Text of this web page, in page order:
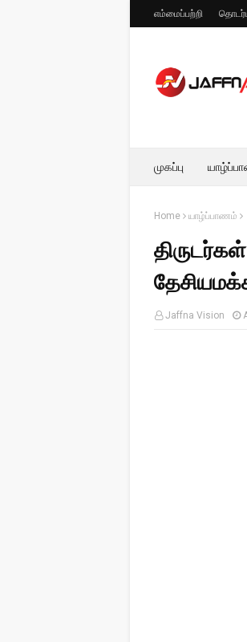
எம்மைப்பற்றி
முகப்பு
Home யாழ்ப்பாணம்
Jaffna Vision